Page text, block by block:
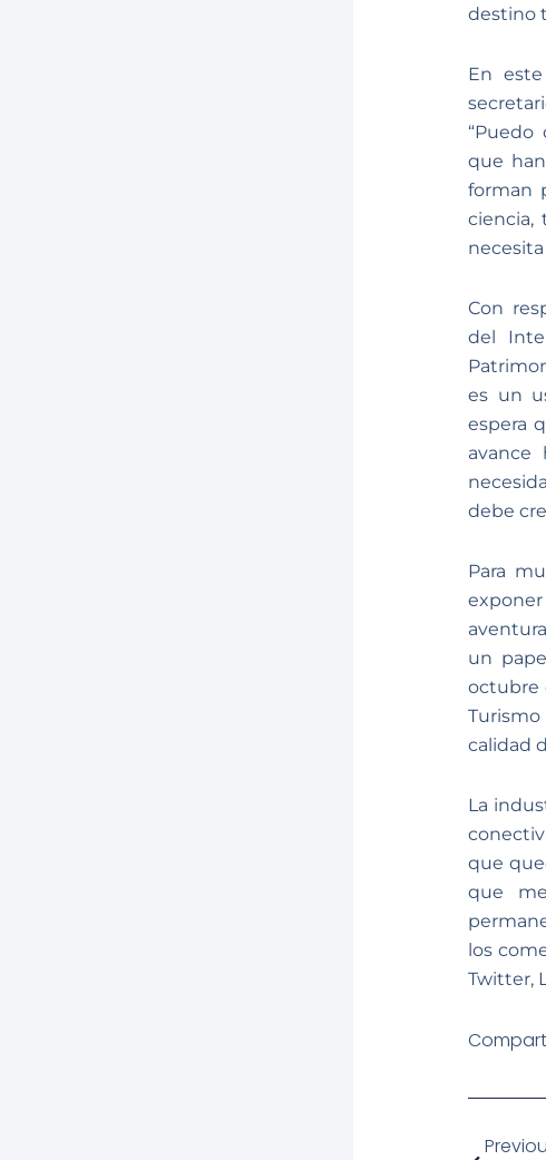
destino
En
que
forman
ciencia,
Con
del
es un
espera
avance
debe
Para
exponer
un
octubre
calidad
La
que
que
los
Twitter,